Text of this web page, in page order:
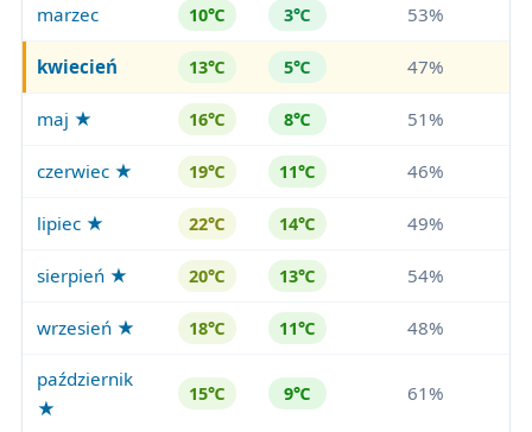
marzec 10℃ 3℃ 53%
kwiecień 13℃ 5℃ 47%
maj ★ 16℃ 8℃ 51%
czerwiec ★ 19℃ 11℃ 46%
lipiec ★ 22℃ 14℃ 49%
sierpień ★ 20℃ 13℃ 54%
wrzesień ★ 18℃ 11℃ 48%
październik
★
15℃ 9℃ 61%